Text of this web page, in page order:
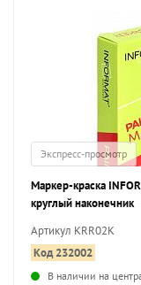
Экспресс-просмотр
Маркер-краска
круглый наконечник
Артикул KRR02K
Код 232002
В наличии на